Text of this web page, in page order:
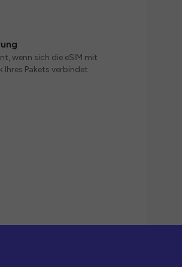
wenn sich die eSIM mit
Ihres Pakets verbindet.